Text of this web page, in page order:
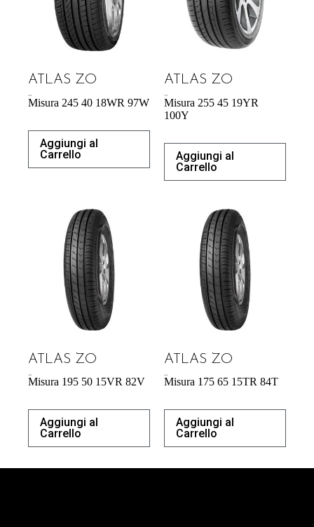
ATLAS ZO
Misura 245 40 18WR 97W
Aggiungi al
Carrello
ATLAS ZO
Misura 255 45 19YR
100Y
Aggiungi al
Carrello
ATLAS ZO
Misura 195 50 15VR 82V
Aggiungi al
Carrello
ATLAS ZO
Misura 175 65 15TR 84T
Aggiungi al
Carrello